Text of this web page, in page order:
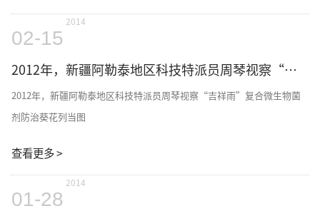
2014
02-15
2012年，新疆阿勒泰地区科技特派员周琴视察“吉祥雨”复合微生物菌剂防治葵花列当图
2012年，新疆阿勒泰地区科技特派员周琴视察“吉祥雨”复合微生物菌
剂防治葵花列当图
查看更多 >
2014
01-28